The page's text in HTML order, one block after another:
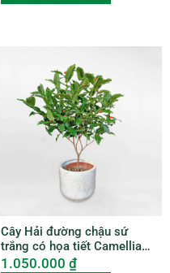
Cây Hải đường chậu sứ
trắng có họa tiết Camellia
amplexicaulis CAME001
1.050.000 ₫